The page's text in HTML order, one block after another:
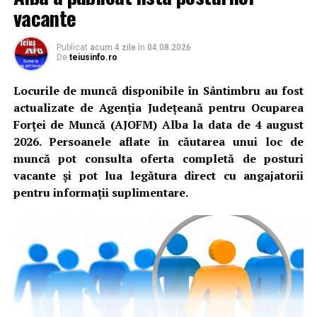
vacante
Publicat acum 4 zile în 04.08.2026
De teiusinfo.ro
Locurile de muncă disponibile în Sântimbru au fost
actualizate de Agenția Județeană pentru Ocuparea
Forței de Muncă (AJOFM) Alba la data de 4 august
2026. Persoanele aflate în căutarea unui loc de
muncă pot consulta oferta completă de posturi
vacante și pot lua legătura direct cu angajatorii
pentru informații suplimentare.